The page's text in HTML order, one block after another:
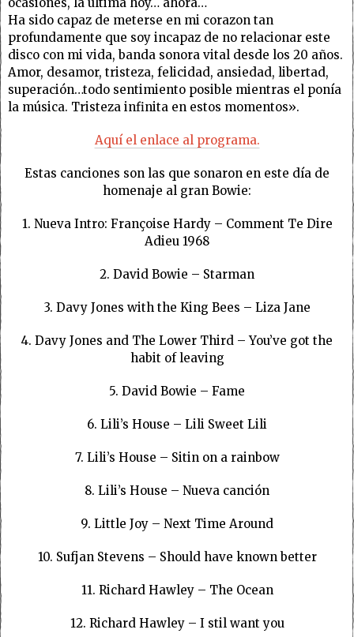
ocasiones, la ultima hoy… ahora…
Ha sido capaz de meterse en mi corazon tan
profundamente que soy incapaz de no relacionar este
disco con mi vida, banda sonora vital desde los 20 años.
Amor, desamor, tristeza, felicidad, ansiedad, libertad,
superación…todo sentimiento posible mientras el ponía
la música. Tristeza infinita en estos momentos».
Aquí el enlace al programa.
Estas canciones son las que sonaron en este día de
homenaje al gran Bowie:
1. Nueva Intro: Françoise Hardy – Comment Te Dire
Adieu 1968
2. David Bowie – Starman
3. Davy Jones with the King Bees – Liza Jane
4. Davy Jones and The Lower Third – You’ve got the
habit of leaving
5. David Bowie – Fame
6. Lili’s House – Lili Sweet Lili
7. Lili’s House – Sitin on a rainbow
8. Lili’s House – Nueva canción
9. Little Joy – Next Time Around
10. Sufjan Stevens – Should have known better
11. Richard Hawley – The Ocean
12. Richard Hawley – I stil want you